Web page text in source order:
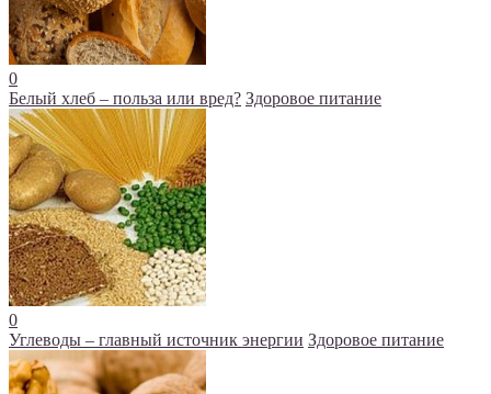
0
Белый хлеб – польза или вред? Здоровое питание
0
Углеводы – главный источник энергии Здоровое питание